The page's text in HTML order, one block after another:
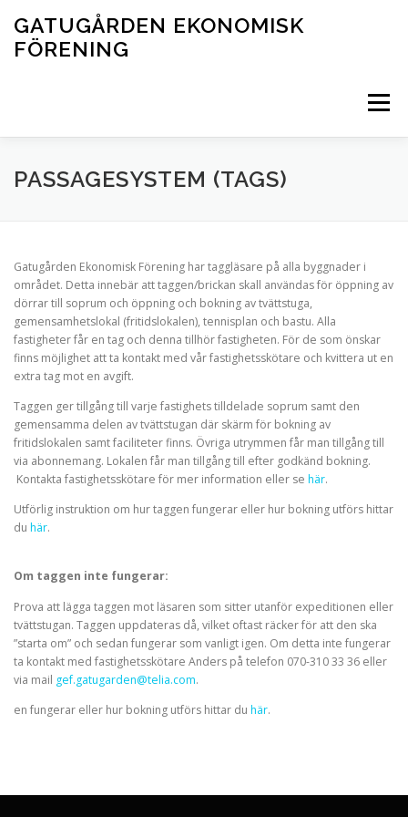
innehåll
GATUGÅRDEN EKONOMISK
FÖRENING
Meny
STARTSIDA NYHETER FÖRENINGEN
BOKNING AV LOKAL SAMT ÖVRIGA AKTIVITETER
PASSAGESYSTEM (TAGS)
Gatugården Ekonomisk Förening har taggläsare på alla byggnader i
området. Detta innebär att taggen/brickan skall användas för öppning av
dörrar till soprum och öppning och bokning av tvättstuga,
gemensamhetslokal (fritidslokalen), tennisplan och bastu. Alla
fastigheter får en tag och denna tillhör fastigheten. För de som önskar
finns möjlighet att ta kontakt med vår fastighetsskötare och kvittera ut en
extra tag mot en avgift.
Taggen ger tillgång till varje fastighets tilldelade soprum samt den
gemensamma delen av tvättstugan där skärm för bokning av
fritidslokalen samt faciliteter finns. Övriga utrymmen får man tillgång till
via abonnemang. Lokalen får man tillgång till efter godkänd bokning.
Kontakta fastighetsskötare för mer information eller se här.
Utförlig instruktion om hur taggen fungerar eller hur bokning utförs hittar
du här.
Om taggen inte fungerar:
Prova att lägga taggen mot läsaren som sitter utanför expeditionen eller
tvättstugan. Taggen uppdateras då, vilket oftast räcker för att den ska
”starta om” och sedan fungerar som vanligt igen. Om detta inte fungerar
ta kontakt med fastighetsskötare Anders på telefon 070-310 33 36 eller
via mail gef.gatugarden@telia.com.
en fungerar eller hur bokning utförs hittar du här.